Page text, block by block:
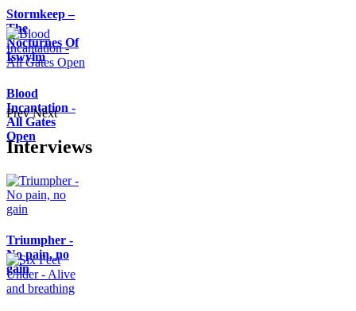
Stormkeep –
The
Nocturnes Of
Iswylm
Blood
Incantation -
All Gates
Open
Prev Next
Interviews
Triumpher -
No pain, no
gain